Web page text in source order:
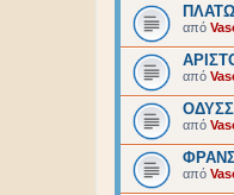
από
από
από
από